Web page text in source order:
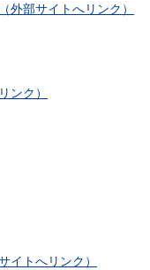
外部サイトへリンク）
ンク）
イトへリンク）